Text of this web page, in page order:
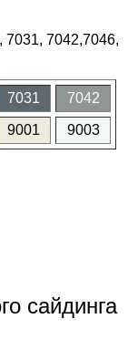
7031, 7042,7046,
7031 7042
9001 9003
сайдинга